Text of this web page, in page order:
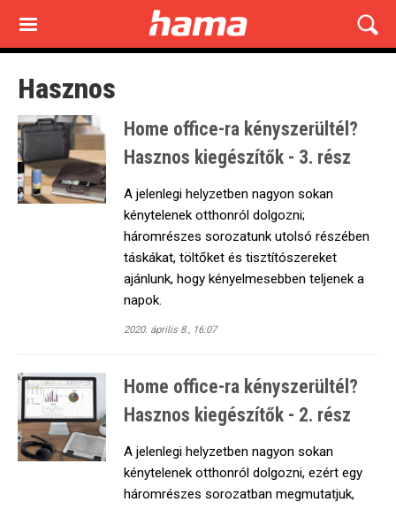
main
Hasznos
Home office-ra kényszerültél?
Hasznos kiegészítők - 3. rész
A jelenlegi helyzetben nagyon sokan
kénytelenek otthonról dolgozni;
háromrészes sorozatunk utolsó részében
táskákat, töltőket és tisztítószereket
ajánlunk, hogy kényelmesebben teljenek a
napok.
2020. április 8., 16:07
Home office-ra kényszerültél?
Hasznos kiegészítők - 2. rész
A jelenlegi helyzetben nagyon sokan
kénytelenek otthonról dolgozni, ezért egy
háromrészes sorozatban megmutatjuk,